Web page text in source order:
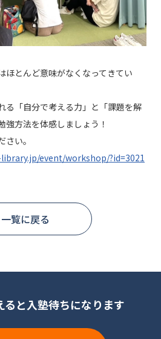
ほとんど意味がなくなってきてい
る「自分で考える力」と「課題を解
方法を体感しましょう！
い。
event/workshop/?id=3021
一覧に戻る
ると入塾待ちになります